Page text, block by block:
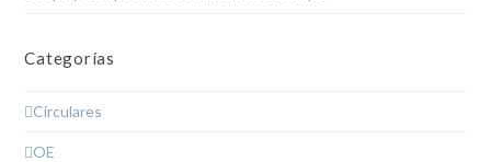
Categorías
Circulares
OE